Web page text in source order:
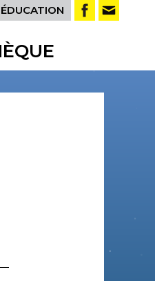
ÉDUCATION